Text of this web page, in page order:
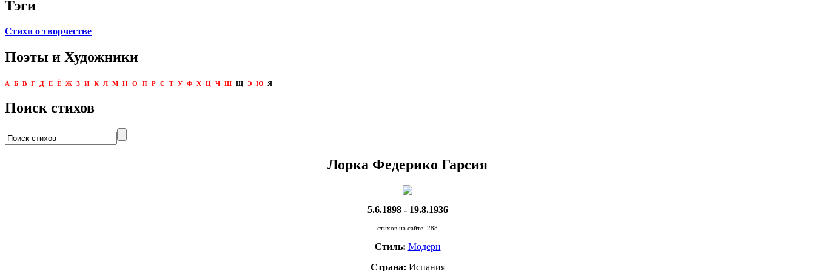
Тэги
Стихи о творчестве
Поэты и Художники
А Б В Г Д Е Ё Ж З И К Л М Н О П Р С Т У Ф Х Ц Ч Ш Щ Э Ю Я
Поиск стихов
Лорка Федерико Гарсия
5.6.1898 - 19.8.1936
стихов на сайте: 288
Стиль: Модерн
Страна: Испания